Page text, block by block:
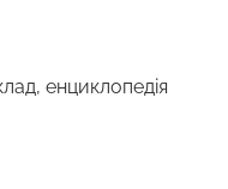
енциклопедія